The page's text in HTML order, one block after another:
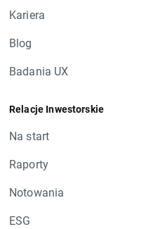
Kariera
Blog
Badania UX
Relacje Inwestorskie
Na start
Raporty
Notowania
ESG